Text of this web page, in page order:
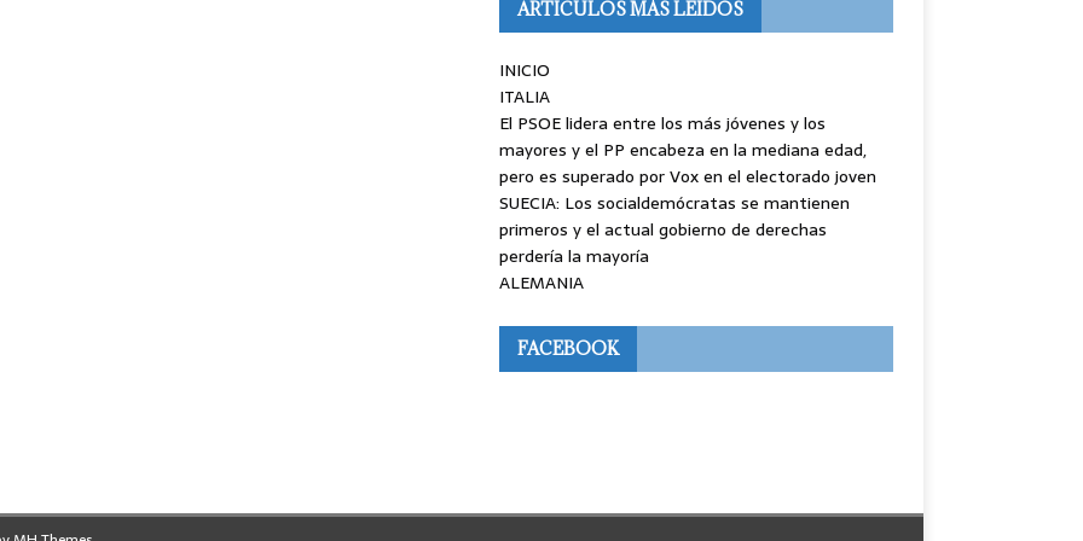
ARTÍCULOS MÁS LEÍDOS
INICIO
ITALIA
El PSOE lidera entre los más jóvenes y los
mayores y el PP encabeza en la mediana edad,
pero es superado por Vox en el electorado joven
SUECIA: Los socialdemócratas se mantienen
primeros y el actual gobierno de derechas
perdería la mayoría
ALEMANIA
FACEBOOK